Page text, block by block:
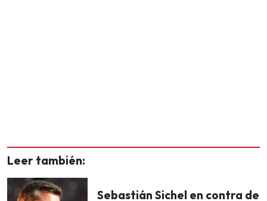
Leer también:
Sebastián Sichel en contra de